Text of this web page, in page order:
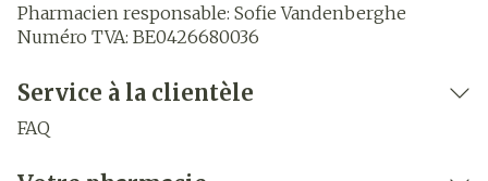
Pharmacien responsable: Sofie Vandenberghe
Numéro TVA: BE0426680036
Service à la clientèle
FAQ